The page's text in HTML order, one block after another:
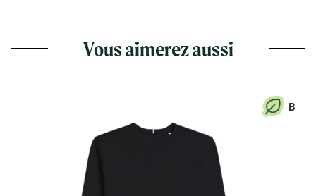
Vous aimerez aussi
B